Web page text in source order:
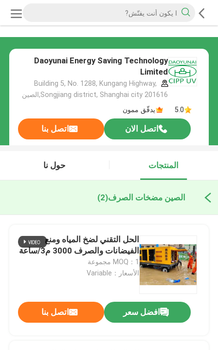
Daoyunai Energy Saving Technology
Limited
Building 5, No. 1288, Kungang Highway,
Songjiang district, Shanghai city 201616,الصين
5.0
يدقّق ممون
اتصل الان اتصل بنا
المنتجات حول نا
الصين مضخات الصرف(2)
الحل التقني لضخ المياه ومنع
الفيضانات والصرف 3000 م3/ساعة
MOQ：1 مجموعة
الأسعار：Variable
افضل سعر اتصل بنا